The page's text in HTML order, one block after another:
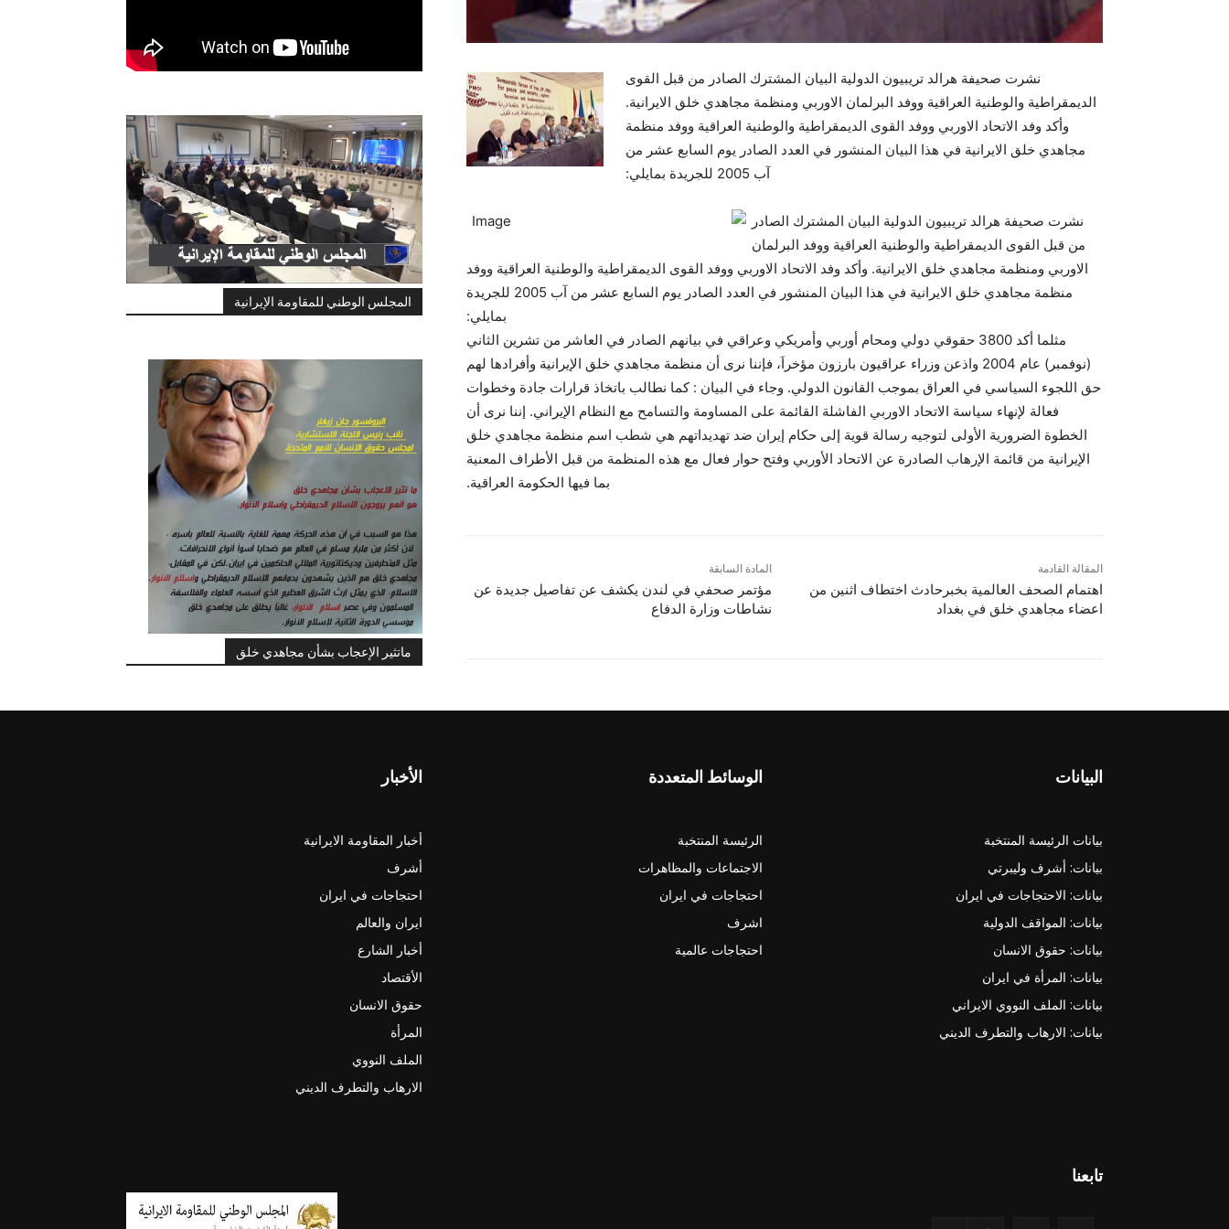
المجلس الوطني للمقاومة الإيرانية
ماتثير الإعجاب بشأن مجاهدي خلق
نشرت صحيفة هرالد تريبيون الدولية البيان المشترك الصادر من قبل القوى
الديمقراطية والوطنية العراقية ووفد البرلمان الاوربي ومنظمة مجاهدي خلق الايرانية.
وأكد وفد الاتحاد الاوربي ووفد القوى الديمقراطية والوطنية العراقية ووفد منظمة
مجاهدي خلق الايرانية في هذا البيان المنشور في العدد الصادر يوم السابع عشر من
آب 2005 للجريدة بمايلي:
نشرت صحيفة هرالد تريبيون الدولية البيان المشترك الصادر
من قبل القوى الديمقراطية والوطنية العراقية ووفد البرلمان
الاوربي ومنظمة مجاهدي خلق الايرانية. وأكد وفد الاتحاد الاوربي ووفد القوى الديمقراطية والوطنية العراقية ووفد
منظمة مجاهدي خلق الايرانية في هذا البيان المنشور في العدد الصادر يوم السابع عشر من آب 2005 للجريدة
بمايلي:
مثلما أكد 3800 حقوقي دولي ومحام أوربي وأمريكي وعراقي في بيانهم الصادر في العاشر من تشرين الثاني
(نوفمبر) عام 2004 واذعن وزراء عراقيون بارزون مؤخراَ، فإننا نرى أن منظمة مجاهدي خلق الإيرانية وأفرادها لهم
حق اللجوء السياسي في العراق بموجب القانون الدولي. وجاء في البيان : كما نطالب باتخاذ قرارات جادة وخطوات
فعالة لإنهاء سياسة الاتحاد الاوربي الفاشلة القائمة على المساومة والتسامح مع النظام الإيراني. إننا نرى أن
الخطوة الضرورية الأولى لتوجيه رسالة قوية إلى حكام إيران ضد تهديداتهم هي شطب اسم منظمة مجاهدي خلق
الإيرانية من قائمة الإرهاب الصادرة عن الاتحاد الأوربي وفتح حوار فعال مع هذه المنظمة من قبل الأطراف المعنية
بما فيها الحكومة العراقية.
المادة السابقة
مؤتمر صحفي في لندن يكشف عن تفاصيل جديدة عن
نشاطات وزارة الدفاع
المقالة القادمة
اهتمام الصحف العالمية بخبرحادث اختطاف اثنين من
اعضاء مجاهدي خلق في بغداد
الأخبار
أخبار المقاومة الايرانية
أشرف
احتجاجات في ايران
ايران والعالم
أخبار الشارع
الأقتصاد
حقوق الانسان
المرأة
الملف النووي
الارهاب والتطرف الديني
الوسائط المتعددة
الرئيسة المنتخبة
الاجتماعات والمظاهرات
احتجاجات في ايران
اشرف
احتجاجات عالمية
البيانات
بيانات الرئيسة المنتخبة
بيانات: أشرف وليبرتي
بيانات: الاحتجاجات في ايران
بيانات: المواقف الدولية
بيانات: حقوق الانسان
بيانات: المرأة في ايران
بيانات: الملف النووي الايراني
بيانات: الارهاب والتطرف الديني
تابعنا